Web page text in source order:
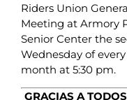
Riders Union
Meeting at Armory
Senior Center the
Wednesday of every
month at 5:30 pm.
GRACIAS A